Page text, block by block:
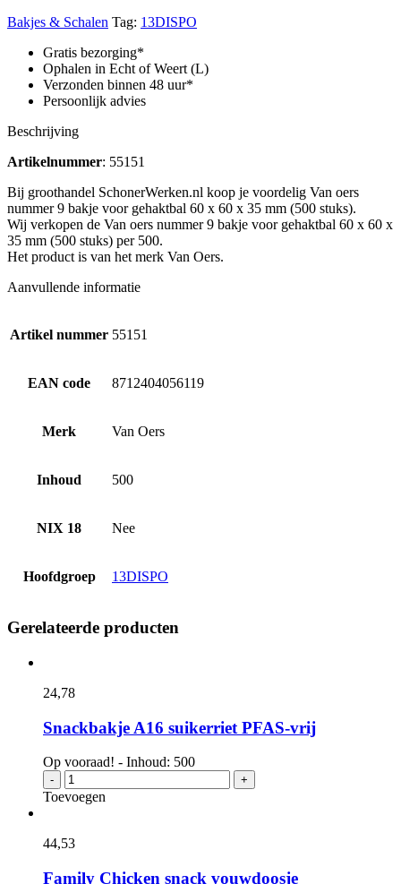
Bakjes & Schalen Tag: 13DISPO
Gratis bezorging*
Ophalen in Echt of Weert (L)
Verzonden binnen 48 uur*
Persoonlijk advies
Beschrijving
Artikelnummer: 55151
Bij groothandel SchonerWerken.nl koop je voordelig Van oers
nummer 9 bakje voor gehaktbal 60 x 60 x 35 mm (500 stuks).
Wij verkopen de Van oers nummer 9 bakje voor gehaktbal 60 x 60 x
35 mm (500 stuks) per 500.
Het product is van het merk Van Oers.
Aanvullende informatie
Artikel nummer 55151
EAN code 8712404056119
Merk Van Oers
Inhoud 500
NIX 18 Nee
Hoofdgroep 13DISPO
Gerelateerde producten
24,78
Snackbakje A16 suikerriet PFAS-vrij
Op vooraad! - Inhoud: 500
-
Snackbakje
A16
suikerriet
vrij
+
Toevoegen
44,53
Family Chicken snack vouwdoosje